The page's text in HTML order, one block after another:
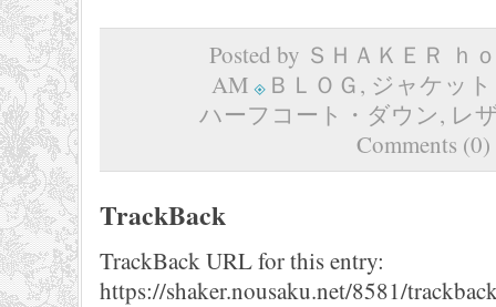
Posted by ＳＨＡＫＥＲ ｈ
AM
ＢＬＯＧ, ジャケッ
ハーフコート・ダウン, レ
Comments (0)
TrackBack
TrackBack URL for this entry:
https://shaker.nousaku.net/8581/